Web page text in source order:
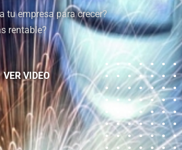
tu empresa para crecer?
rentable?
VER VIDEO